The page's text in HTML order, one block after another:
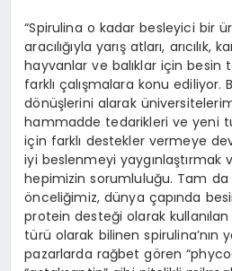
“Spirulina o kadar besleyici bir
aracılığıyla yarış atları, arıcılık,
hayvanlar ve balıklar için besin
farklı çalışmalara konu ediliyor.
dönüşlerini alarak
hammadde tedarikleri ve yeni
için farklı destekler vermeye
iyi beslenmeyi yaygınlaştırmak
hepimizin sorumluluğu. Tam
önceliğimiz, dünya çapında
protein desteği olarak
türü olarak bilinen spirulina’nın
pazarlarda rağbet gören